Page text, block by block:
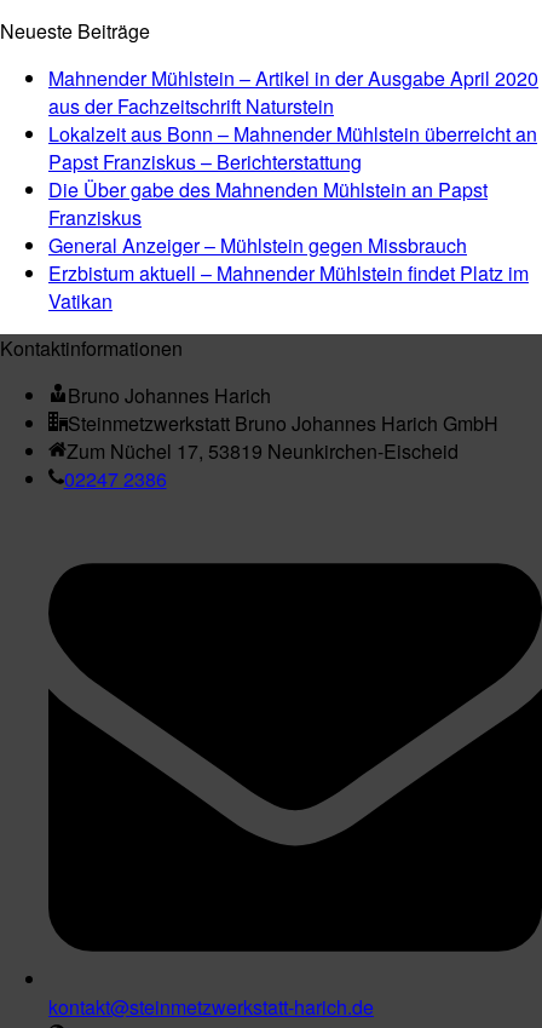
Neueste Beiträge
Mahnender Mühlstein – Artikel in der Ausgabe April 2020
aus der Fachzeitschrift Naturstein
Lokalzeit aus Bonn – Mahnender Mühlstein überreicht an
Papst Franziskus – Berichterstattung
Die Über gabe des Mahnenden Mühlstein an Papst
Franziskus
General Anzeiger – Mühlstein gegen Missbrauch
Erzbistum aktuell – Mahnender Mühlstein findet Platz im
Vatikan
Kontaktinformationen
Bruno Johannes Harich
Steinmetzwerkstatt Bruno Johannes Harich GmbH
Zum Nüchel 17, 53819 Neunkirchen-Eischeid
02247 2386
kontakt@steinmetzwerkstatt-harich.de